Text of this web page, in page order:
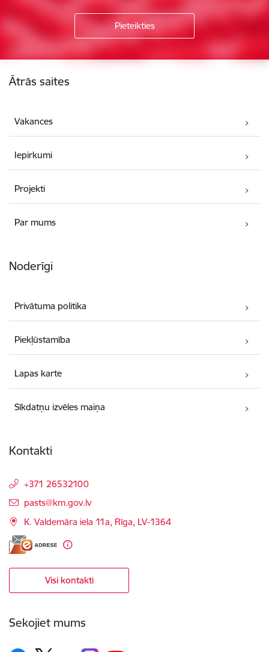
Ātrās saites
Vakances
Iepirkumi
Projekti
Par mums
Noderīgi
Privātuma politika
Piekļūstamība
Lapas karte
Sīkdatņu izvēles maiņa
Kontakti
+371 26532100
E-pasts:
pasts@km.gov.lv
K. Valdemāra iela 11a, Rīga, LV-1364
Visi kontakti
Sekojiet mums